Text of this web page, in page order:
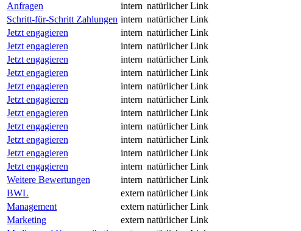
Anfragen
intern natürlicher Link
Schritt-für-Schritt Zahlungen intern natürlicher Link
Jetzt engagieren
intern natürlicher Link
Jetzt engagieren
intern natürlicher Link
Jetzt engagieren
intern natürlicher Link
Jetzt engagieren
intern natürlicher Link
Jetzt engagieren
intern natürlicher Link
Jetzt engagieren
intern natürlicher Link
Jetzt engagieren
intern natürlicher Link
Jetzt engagieren
intern natürlicher Link
Jetzt engagieren
intern natürlicher Link
Jetzt engagieren
intern natürlicher Link
Jetzt engagieren
intern natürlicher Link
Weitere Bewertungen
intern natürlicher Link
BWL
extern natürlicher Link
Management
extern natürlicher Link
Marketing
extern natürlicher Link